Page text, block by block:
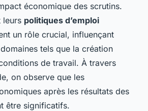
économique des scrutins.
leurs politiques d’emploi
un rôle crucial, influençant
tels que la création
de travail. À travers
on observe que les
après les résultats des
être significatifs.